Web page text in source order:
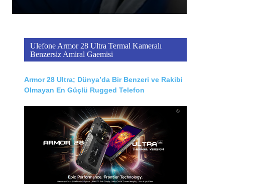
Ulefone Armor 28 Ultra Termal Kameralı
Benzersiz Amiral Gaemisi
Armor 28 Ultra; Dünya’da Bir Benzeri ve Rakibi
Olmayan En Güçlü Rugged Telefon